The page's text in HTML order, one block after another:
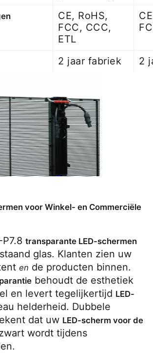
CE, RoHS,
FCC, CCC,
ETL
2 jaar fabriek 2
voor Winkel- en Commerciële
P7.8 transparante LED-schermen
glas. Klanten zien uw
en de producten binnen.
behoudt de esthetiek
en levert tegelijkertijd LED-
helderheid. Dubbele
dat uw LED-scherm voor de
wordt tijdens